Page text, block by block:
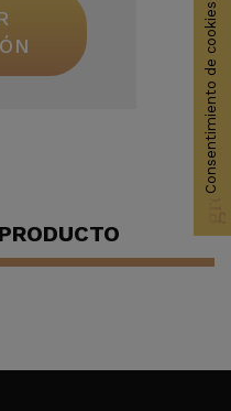
group_work
Consentimiento de cookies